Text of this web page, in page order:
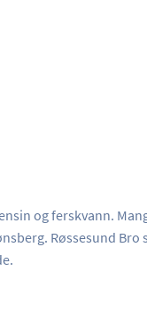
og ferskvann.
Røssesund Bro